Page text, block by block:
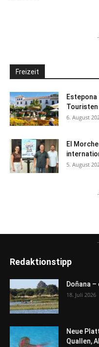
Freizeit
Touristen
6. August
El
5. August
Redaktionstipp
Doñana
18. Juli 2026
Neue
Quallen,